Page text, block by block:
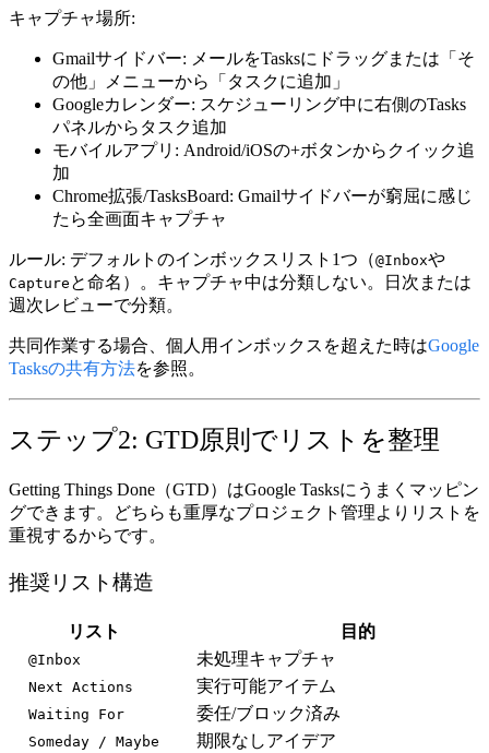
キャプチャ場所:
Gmailサイドバー: メールをTasksにドラッグまたは「そ
の他」メニューから「タスクに追加」
Googleカレンダー: スケジューリング中に右側のTasks
パネルからタスク追加
モバイルアプリ: Android/iOSの+ボタンからクイック追
加
Chrome拡張/TasksBoard: Gmailサイドバーが窮屈に感じ
たら全画面キャプチャ
ルール: デフォルトのインボックスリスト1つ（@Inboxや
Capture と命名）。キャプチャ中は分類しない。日次または
週次レビューで分類。
共同作業する場合、個人用インボックスを超えた時はGoogle
Tasksの共有方法を参照。
ステップ2: GTD原則でリストを整理
Getting Things Done（GTD）はGoogle Tasksにうまくマッピン
グできます。どちらも重厚なプロジェクト管理よりリストを
重視するからです。
推奨リスト構造
リスト 目的
@Inbox 未処理キャプチャ
Next Actions 実行可能アイテム
Waiting For 委任/ブロック済み
Someday / Maybe 期限なしアイデア